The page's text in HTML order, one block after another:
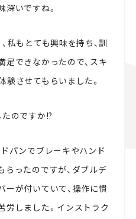
いですね。
私もとても興味を持ち、訓
できなかったので、スキ
させてもらいました。
のですか!?
パンでブレーキやハンド
らったのですが、ダブルデ
ーが付いていて、操作に慣
労しました。インストラク